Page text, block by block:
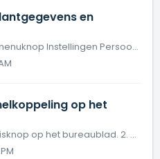
en
1. Klik linksonder op de menuknop Instellingen Persoonlijke informatie Hier vind je taalinstellingen, klantnummer en gekoppelde bedrijven. Daar...
op het
1. Klik met de rechtermuisknop op het bureaublad. 2. Klik op Nieuw en kies Snelkoppeling. 3. Vul de website in: https://my.agrovision.com en k...